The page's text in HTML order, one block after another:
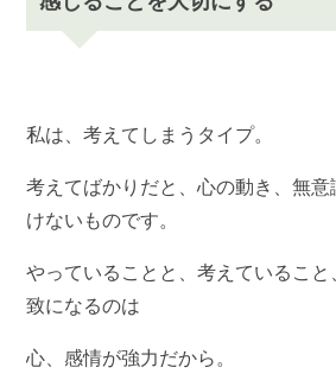
私は、考えてしまうタイプ。
考えてばかりだと、心の動き、無
けないものです。
やっていることと、考えているこ
致になるのは
心、感情が強力だから。